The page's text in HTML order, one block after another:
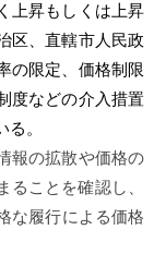
上昇もしくは上昇
区、直轄市人民政
の限定、価格制限
度などの介入措置
。
報の拡散や価格の
ることを確認し、
な履行による価格